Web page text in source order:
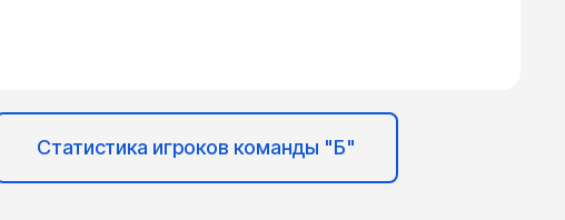
Статистика игроков команды "Б"